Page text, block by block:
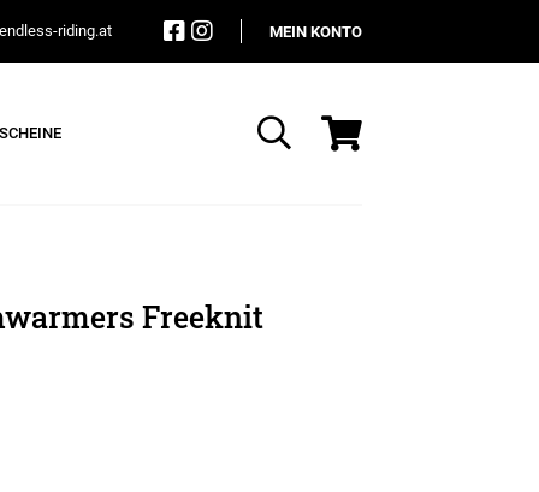
riding.at MEIN KONTO
Suche
Freeknit